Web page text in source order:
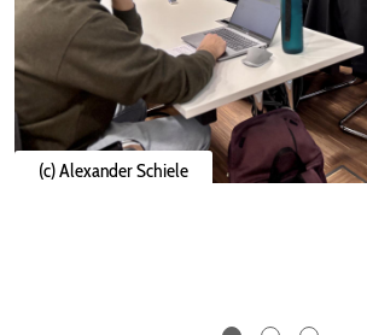
(c) Alexander Schiele